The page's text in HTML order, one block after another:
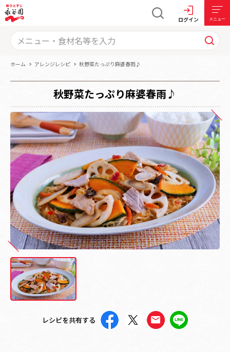
ログイン メニュー
ホーム アレンジレシピ 秋野菜たっぷり麻婆春雨♪
秋野菜たっぷり麻婆春雨♪
レシピを共有する